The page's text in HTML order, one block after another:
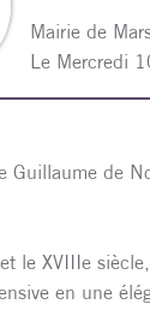
Mairie de
L e Mercredi
Guillaume de
le XVIIIe
en une